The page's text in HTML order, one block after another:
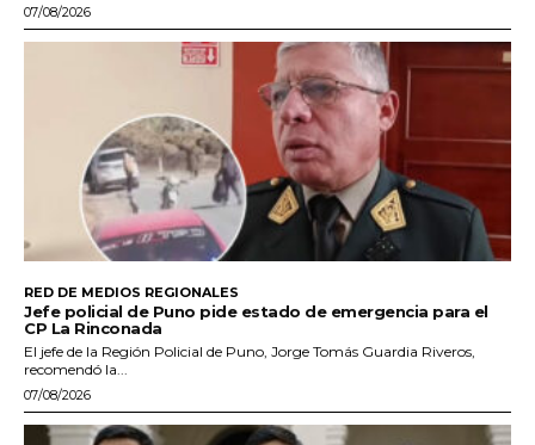
07/08/2026
RED DE MEDIOS REGIONALES
Jefe policial de Puno pide estado de emergencia para el
CP La Rinconada
El jefe de la Región Policial de Puno, Jorge Tomás Guardia Riveros,
recomendó la...
07/08/2026